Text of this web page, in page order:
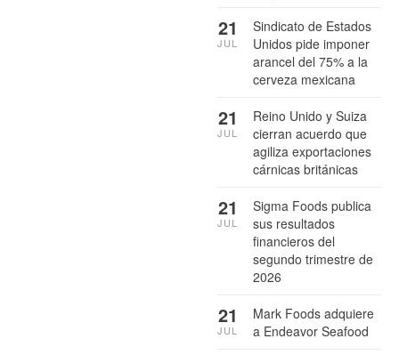
Sindicato de Estados
Unidos pide imponer
arancel del 75% a la
cerveza mexicana
21
JUL
Reino Unido y Suiza
cierran acuerdo que
agiliza exportaciones
cárnicas británicas
21
JUL
Sigma Foods publica
sus resultados
financieros del
segundo trimestre de
2026
21
JUL
Mark Foods adquiere
a Endeavor Seafood
21
JUL